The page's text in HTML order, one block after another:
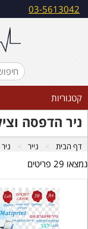
03-5613042
קטגוריות
ניר הדפסה
דף הבית נייר
נמצאו 29 פריטים